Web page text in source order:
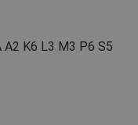
A2 K6 L3 M3 P6 S5